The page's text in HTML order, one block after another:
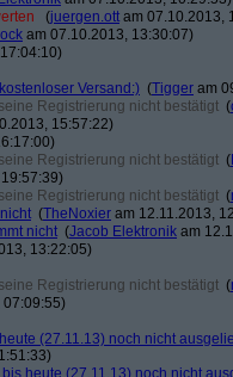
(juergen.ott am 07.10.2013,
am 07.10.2013, 13:30:07)
Versand:) (Tigger am
Registrierung nicht bestätigt (
15:57:22)
Registrierung nicht bestätigt (
Registrierung nicht bestätigt (
(TheNoxier am 12.11.2013,
nicht (Jacob Elektronik am
13:22:05)
Registrierung nicht bestätigt (
07:09:55)
(27.11.13) noch nicht
heute (27.11.13) noch nicht